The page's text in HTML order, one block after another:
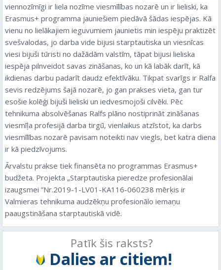
viennozīmīgi ir liela nozīme viesmīlības nozarē un ir lieliski, ka
Erasmus+ programma jauniešiem piedāvā šādas iespējas. Kā
vienu no lielākajiem ieguvumiem jaunietis min iespēju praktizēt
svešvalodas, jo darba vide bijusi starptautiska un viesnīcas
viesi bijuši tūristi no dažādām valstīm, tāpat bijusi lieliska
iespēja pilnveidot savas zināšanas, ko un kā labāk darīt, kā
ikdienas darbu padarīt daudz efektīvāku. Tikpat svarīgs ir Ralfa
sevis redzējums šajā nozarē, jo gan prakses vieta, gan tur
esošie kolēģi bijuši lieliski un iedvesmojoši cilvēki. Pēc
tehnikuma absolvēšanas Ralfs plāno nostiprināt zināšanas
viesmīļa profesijā darba tirgū, vienlaikus atzīstot, ka darbs
viesmīlības nozarē pavisam noteikti nav viegls, bet katra diena
ir kā piedzīvojums.
Ārvalstu prakse tiek finansēta no programmas Erasmus+
budžeta. Projekta „Starptautiska pieredze profesionālai
izaugsmei ”Nr.2019-1-LV01-KA116-060238 mērķis ir
Valmieras tehnikuma audzēkņu profesionālo iemaņu
paaugstināšana starptautiskā vidē.
Patīk šis raksts?
Dalies ar citiem!